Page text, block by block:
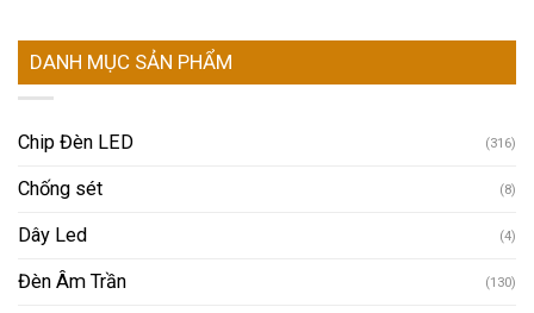
DANH MỤC SẢN PHẨM
Chip Đèn LED (316)
Chống sét (8)
Dây Led (4)
Đèn Âm Trần (130)